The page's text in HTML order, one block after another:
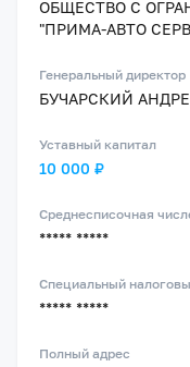
ОБЩЕСТВО С
"ПРИМА-АВТО
Генеральный директор
БУЧАРСКИЙ
Уставный капитал
10 000 ₽
Среднесписочная
***** *****
Специальный
***** *****
Полный адрес